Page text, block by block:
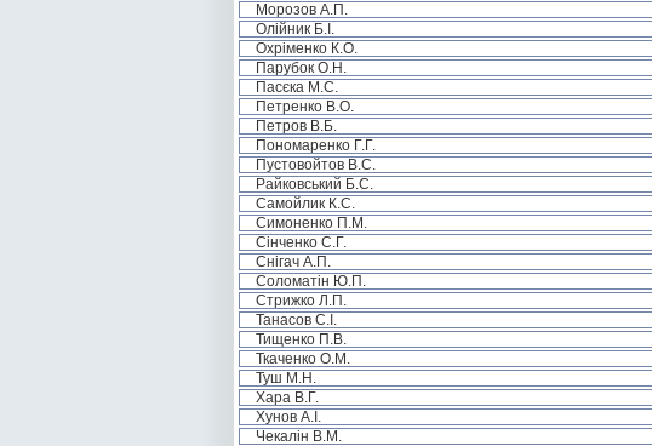
Морозов А.П.
Олійник Б.І.
Охріменко К.О.
Парубок О.Н.
Пасєка М.С.
Петренко В.О.
Петров В.Б.
Пономаренко Г.Г.
Пустовойтов В.С.
Райковський Б.С.
Самойлик К.С.
Симоненко П.М.
Сінченко С.Г.
Снігач А.П.
Соломатін Ю.П.
Стрижко Л.П.
Танасов С.І.
Тищенко П.В.
Ткаченко О.М.
Туш М.Н.
Хара В.Г.
Хунов А.І.
Чекалін В.М.